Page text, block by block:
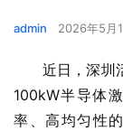
admin 2026年5月
近日，深圳
100kW半导体
率、高均匀性